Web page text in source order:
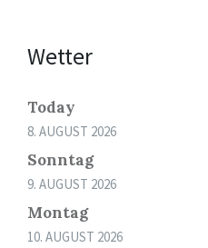
Wetter
Today
8. AUGUST 2026
Sonntag
9. AUGUST 2026
Montag
10. AUGUST 2026